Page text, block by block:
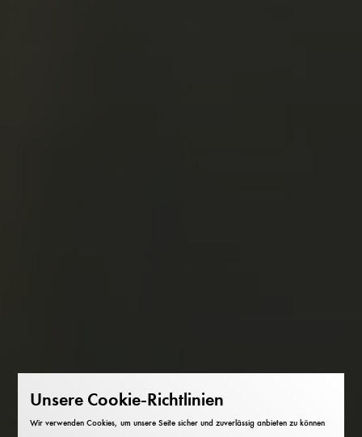
Unsere Cookie-Richtlinien
Wir verwenden Cookies, um unsere Seite sicher und zuverlässig anbieten zu können